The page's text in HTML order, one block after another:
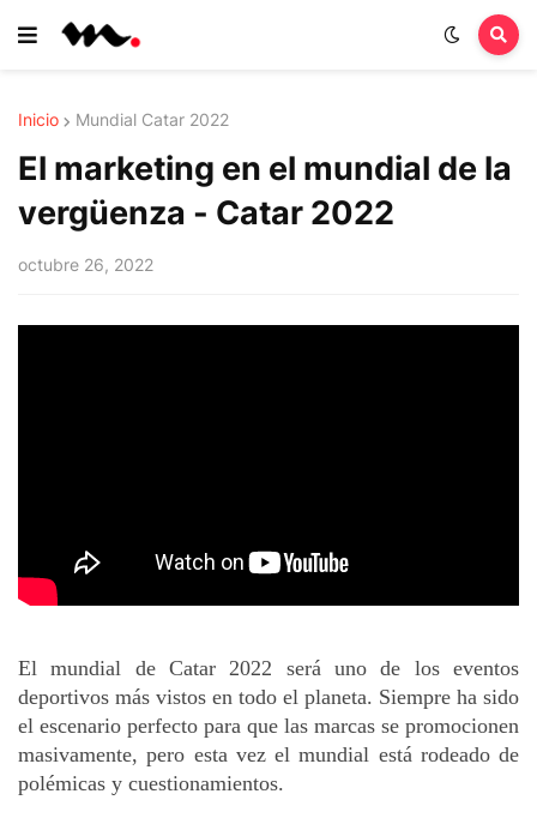
Inicio Mundial Catar 2022
El marketing en el mundial de la
vergüenza - Catar 2022
octubre 26, 2022
El mundial de Catar 2022 será uno de los eventos
deportivos más vistos en todo el planeta. Siempre ha sido
el escenario perfecto para que las marcas se promocionen
masivamente, pero esta vez el mundial está rodeado de
polémicas y cuestionamientos.